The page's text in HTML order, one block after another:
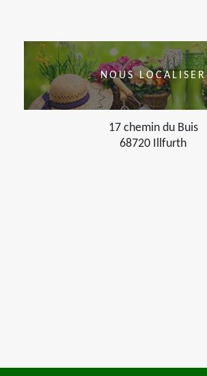
NOUS LOCALISER
17 chemin du Buis
68720 Illfurth